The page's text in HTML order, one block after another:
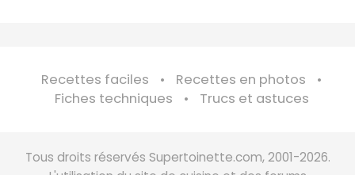
Recettes faciles
Recettes en photos
Fiches techniques
Trucs et astuces
Tous droits réservés Supertoinette.com, 2001-2026.